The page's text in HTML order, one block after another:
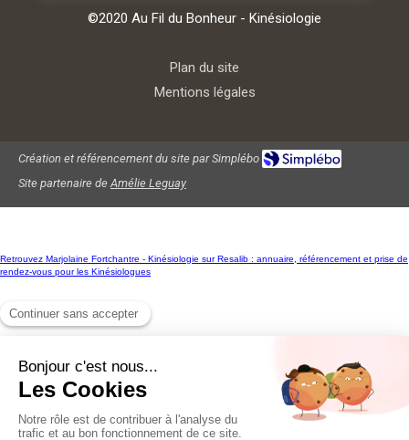
©2020 Au Fil du Bonheur - Kinésiologie
Plan du site
Mentions légales
Création et référencement du site par Simplébo
Site partenaire deAmélie Leguay
Retrouvez Marjolaine Fortchantre - Kinésiologie sur Resalib : annuaire, référencement et prise de
rendez-vous pour les Kinésiologues